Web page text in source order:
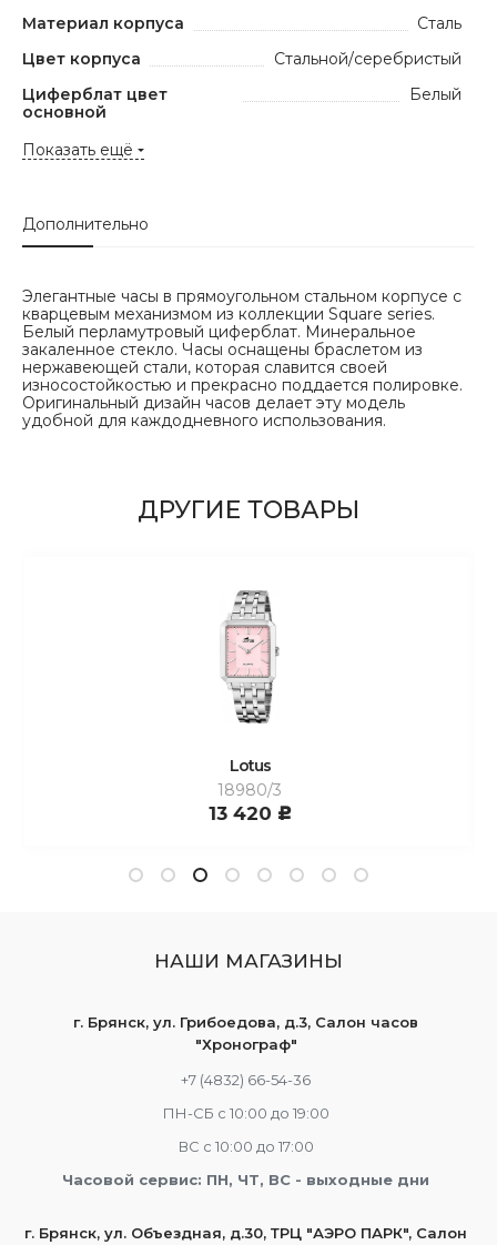
Материал корпуса
Сталь
Цвет корпуса
Стальной/серебристый
Циферблат цвет
основной
Белый
Показать ещё
Дополнительно
Элегантные часы в прямоугольном стальном корпусе с
кварцевым механизмом из коллекции Square series.
Белый перламутровый циферблат. Минеральное
закаленное стекло. Часы оснащены браслетом из
нержавеющей стали, которая славится своей
износостойкостью и прекрасно поддается полировке.
Оригинальный дизайн часов делает эту модель
удобной для каждодневного использования.
ДРУГИЕ ТОВАРЫ
Lotus
18980/3
13 420 c
НАШИ МАГАЗИНЫ
г. Брянск, ул. Грибоедова, д.3, Салон часов
"Хронограф"
+7 (4832) 66-54-36
ПН-СБ с 10:00 до 19:00
ВС с 10:00 до 17:00
Часовой сервис: ПН, ЧТ, ВС - выходные дни
г. Брянск, ул. Объездная, д.30, ТРЦ "АЭРО ПАРК", Салон